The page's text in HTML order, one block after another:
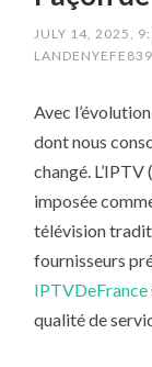
JULY 14, 2025,
Avec
dont nous
changé.
imposée
télévision
fournisseurs
IPTVDeFrance
qualité de